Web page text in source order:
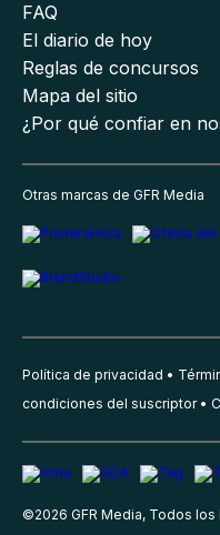
FAQ
El diario de hoy
Reglas de concursos
Mapa del sitio
¿Por qué confiar en
Otras marcas de GFR Media
Política de privacidad
condiciones del suscriptor
©2026 GFR Media, Todos